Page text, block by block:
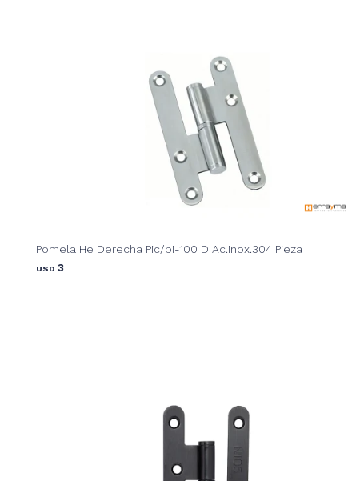
Pomela He Derecha Pic/pi-100 D Ac.inox.304 Pieza
USD 3